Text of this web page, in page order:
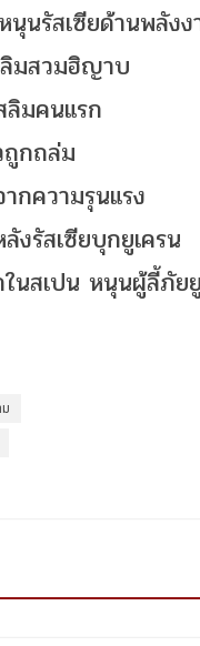
นุนรัสเซียด้านพลังง
มสวมฮิญาบ
มคนแรก
กถล่ม
กความรุนแรง
งรัสเซียบุกยูเครน
นสเปน หนุนผู้ลี้ภัย